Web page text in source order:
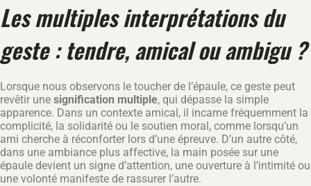
Les multiples interprétations du
geste : tendre, amical ou ambigu ?
Lorsque nous observons le toucher de l’épaule, ce geste peut
revêtir une signification multiple, qui dépasse la simple
apparence. Dans un contexte amical, il incarne fréquemment la
complicité, la solidarité ou le soutien moral, comme lorsqu’un
ami cherche à réconforter lors d’une épreuve. D’un autre côté,
dans une ambiance plus affective, la main posée sur une
épaule devient un signe d’attention, une ouverture à l’intimité ou
une volonté manifeste de rassurer l’autre.